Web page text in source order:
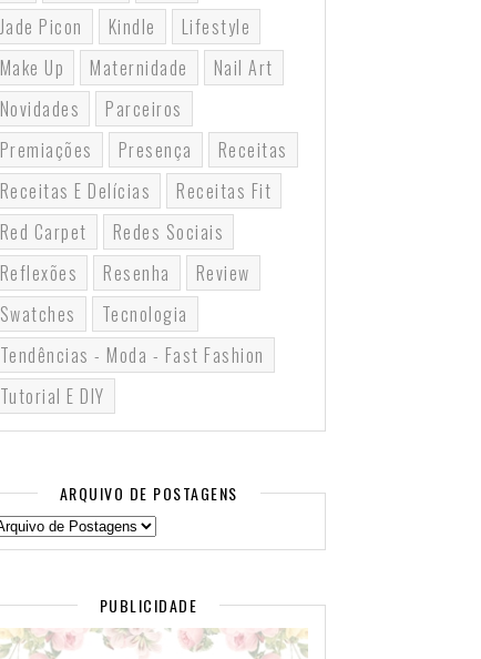
Jade Picon
Kindle
Lifestyle
Make Up
Maternidade
Nail Art
Novidades
Parceiros
Premiações
Presença
Receitas
Receitas E Delícias
Receitas Fit
Red Carpet
Redes Sociais
Reflexões
Resenha
Review
Swatches
Tecnologia
Tendências - Moda - Fast Fashion
Tutorial E DIY
ARQUIVO DE POSTAGENS
PUBLICIDADE